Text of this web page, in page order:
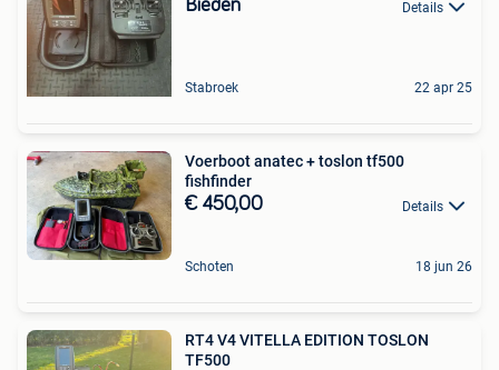
Bieden Details
Stabroek 22 apr 25
Voerboot anatec + toslon tf500
fishfinder
€ 450,00 Details
Schoten 18 jun 26
RT4 V4 VITELLA EDITION TOSLON
TF500